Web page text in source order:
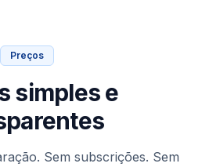
Preços
simples e
Sem subscrições. Sem